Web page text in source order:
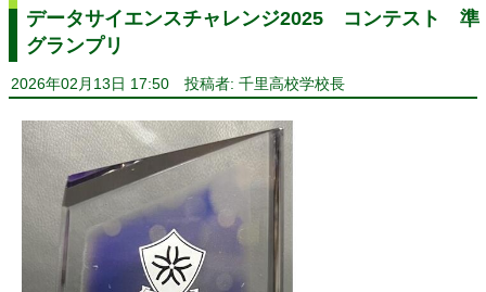
データサイエンスチャレンジ2025 コンテスト 準
グランプリ
2026年02月13日 17:50 投稿者: 千里高校学校長